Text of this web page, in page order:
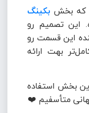
که بخش بکینگ
این تصمیم رو
این قسمت رو
بهت ارائه
بخش استفاده
متأسفیم ❤️